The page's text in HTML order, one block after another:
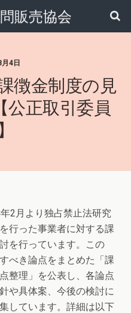
販売協会
4日
徴金制度の見
公正取引委員
2月より独占禁止法研究
行った事業者に対する課
を行っています。この
べき論点をまとめた「課
整理」を公表し、各論点
や具体案、今後の検討に
しています。詳細は以下